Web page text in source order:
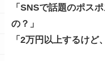
「SNSで話題のポス
の？」
「2万円以上するけど